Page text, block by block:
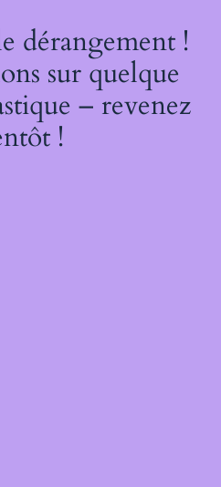
dérangement !
sur quelque
– revenez
!